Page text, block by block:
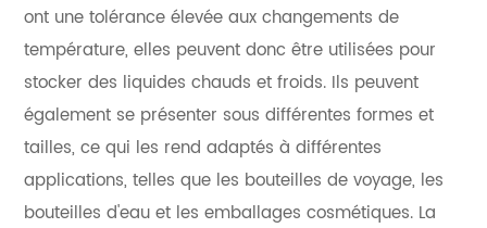
ont une tolérance élevée aux changements de
température, elles peuvent donc être utilisées pour
stocker des liquides chauds et froids. Ils peuvent
également se présenter sous différentes formes et
tailles, ce qui les rend adaptés à différentes
applications, telles que les bouteilles de voyage, les
bouteilles d'eau et les emballages cosmétiques. La